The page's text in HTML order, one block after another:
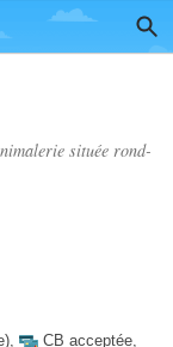
située rond-
, CB acceptée,